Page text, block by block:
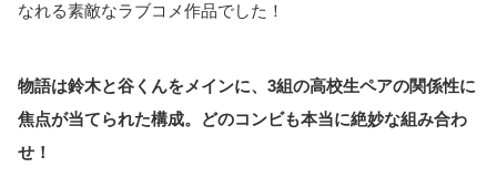
なれる素敵なラブコメ作品でした！
物語は鈴木と谷くんをメインに、3組の高校生ペアの関係性に
焦点が当てられた構成。どのコンビも本当に絶妙な組み合わ
せ！